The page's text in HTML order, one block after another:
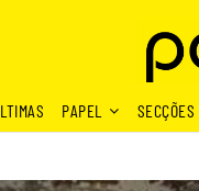
PAPEL SECÇÕES